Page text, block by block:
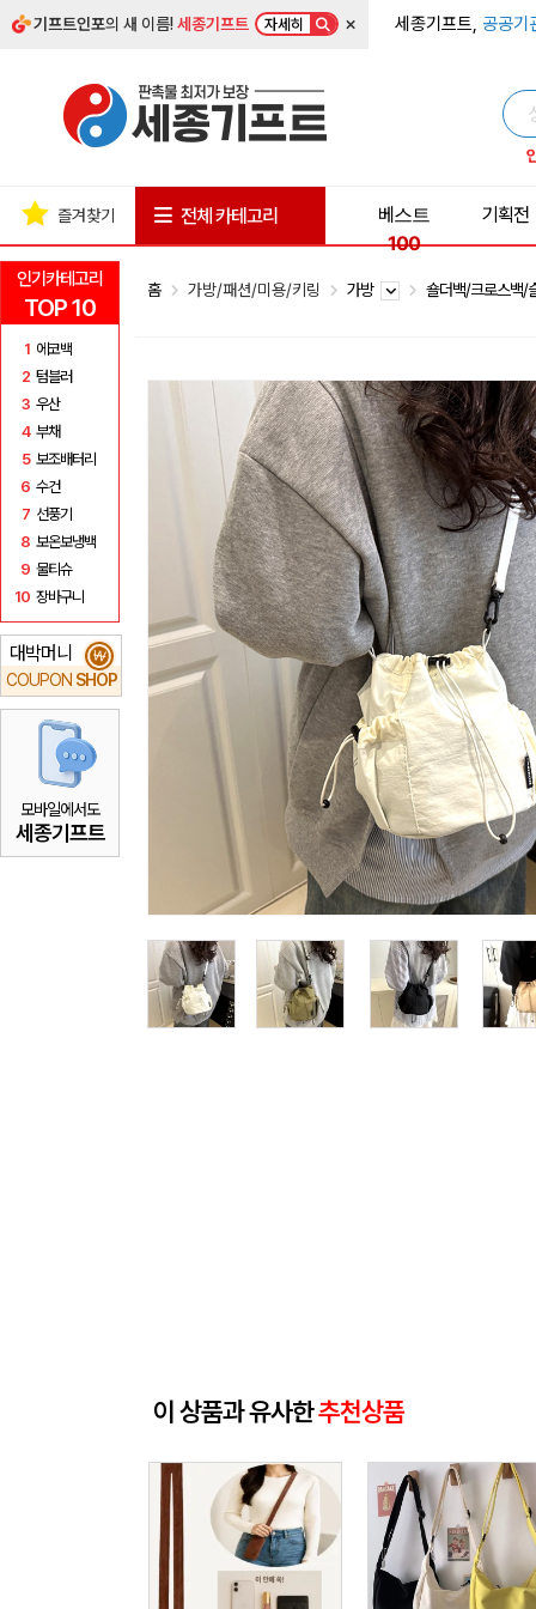
기프트인포의 새 이름!세종기프트 자세히 × 세종기프트, 공공기
인기카테고리
TOP 10
1 에코백
2 텀블러
3 우산
4 부채
5 보조배터리
6 수건
7 선풍기
8 보온보냉백
9 물티슈
10 장바구니
대박머니
COUPON SHOP
₩
모바일에서도
세종기프트
즐겨찾기 전체 카테고리
베스트
100
기획전
홈 가방/패션/미용/키링 가방 숄더백/크로스백/
이 상품과 유사한추천상품